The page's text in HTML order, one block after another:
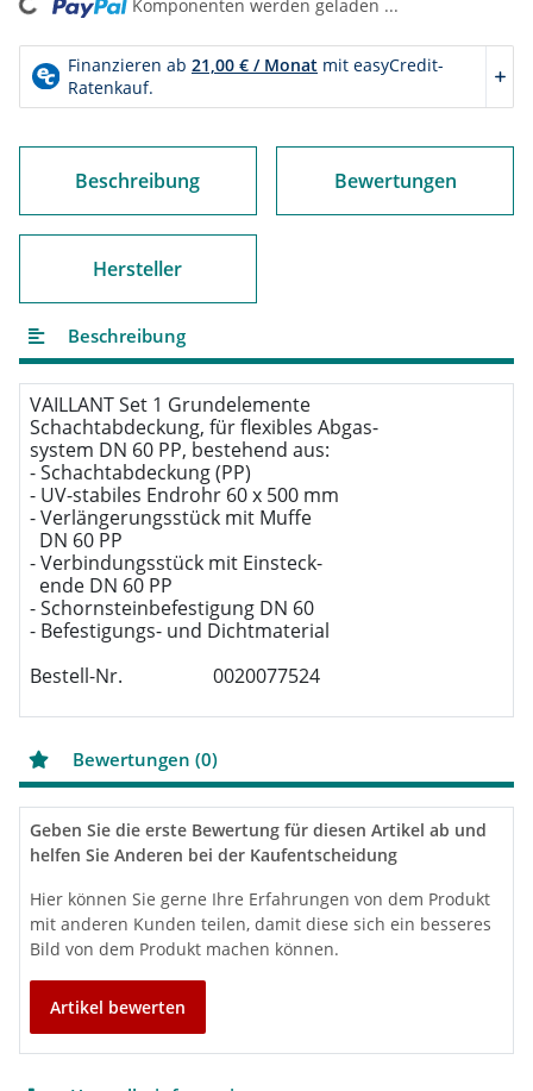
Komponenten werden geladen ...
Beschreibung Bewertungen
Hersteller
Beschreibung
VAILLANT Set 1 Grundelemente
Schachtabdeckung, für flexibles Abgas-
system DN 60 PP, bestehend aus:
- Schachtabdeckung (PP)
- UV-stabiles Endrohr 60 x 500 mm
- Verlängerungsstück mit Muffe
  DN 60 PP
- Verbindungsstück mit Einsteck-
  ende DN 60 PP
- Schornsteinbefestigung DN 60
- Befestigungs- und Dichtmaterial
Bestell-Nr.                   0020077524
Bewertungen (0)
Geben Sie die erste Bewertung für diesen Artikel ab und
helfen Sie Anderen bei der Kaufentscheidung
Hier können Sie gerne Ihre Erfahrungen von dem Produkt
mit anderen Kunden teilen, damit diese sich ein besseres
Bild von dem Produkt machen können.
Artikel bewerten